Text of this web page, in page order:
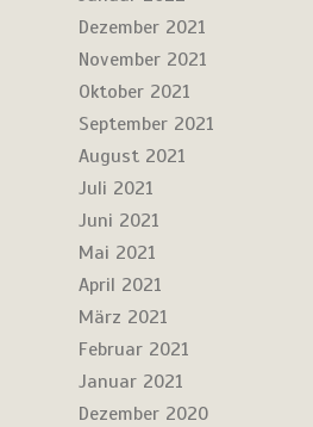
Dezember 2021
November 2021
Oktober 2021
September 2021
August 2021
Juli 2021
Juni 2021
Mai 2021
April 2021
März 2021
Februar 2021
Januar 2021
Dezember 2020